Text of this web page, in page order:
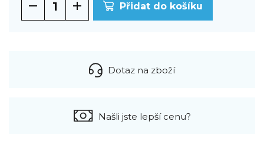
Přidat do košíku
Dotaz na zboží
Našli jste lepší cenu?